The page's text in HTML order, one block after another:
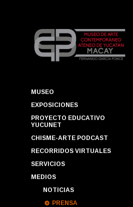
MUSEO
EXPOSICIONES
PROYECTO EDUCATIVO
YUCUNET
CHISME-ARTE PODCAST
RECORRIDOS VIRTUALES
SERVICIOS
MEDIOS
NOTICIAS
PRENSA